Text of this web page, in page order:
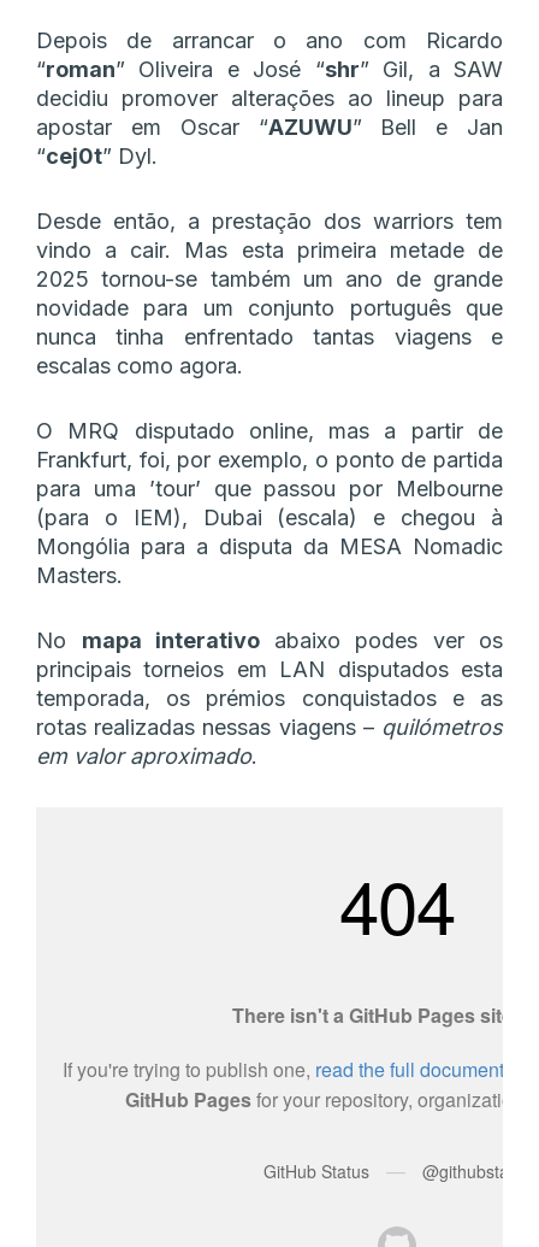
Depois de arrancar o ano com Ricardo
“roman” Oliveira e José “shr” Gil, a SAW
decidiu promover alterações ao lineup para
apostar em Oscar “AZUWU” Bell e Jan
“cej0t” Dyl.
Desde então, a prestação dos warriors tem
vindo a cair. Mas esta primeira metade de
2025 tornou-se também um ano de grande
novidade para um conjunto português que
nunca tinha enfrentado tantas viagens e
escalas como agora.
O MRQ disputado online, mas a partir de
Frankfurt, foi, por exemplo, o ponto de partida
para uma ’tour’ que passou por Melbourne
(para o IEM), Dubai (escala) e chegou à
Mongólia para a disputa da MESA Nomadic
Masters.
No mapa interativo abaixo podes ver os
principais torneios em LAN disputados esta
temporada, os prémios conquistados e as
rotas realizadas nessas viagens – quilómetros
em valor aproximado.